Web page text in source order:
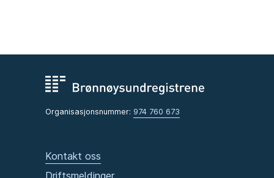
Organisasjonsnummer: 974 760 673
Kontakt oss